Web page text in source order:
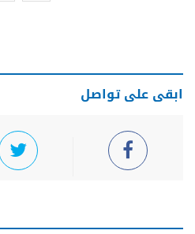
ابقى على تواصل